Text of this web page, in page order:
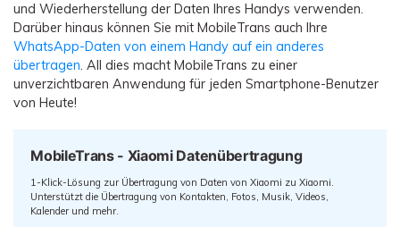
und Wiederherstellung der Daten Ihres Handys verwenden.
Darüber hinaus können Sie mit MobileTrans auch Ihre
WhatsApp-Daten von einem Handy auf ein anderes
übertragen. All dies macht MobileTrans zu einer
unverzichtbaren Anwendung für jeden Smartphone-Benutzer
von Heute!
MobileTrans - Xiaomi Datenübertragung
1-Klick-Lösung zur Übertragung von Daten von Xiaomi zu Xiaomi.
Unterstützt die Übertragung von Kontakten, Fotos, Musik, Videos,
Kalender und mehr.